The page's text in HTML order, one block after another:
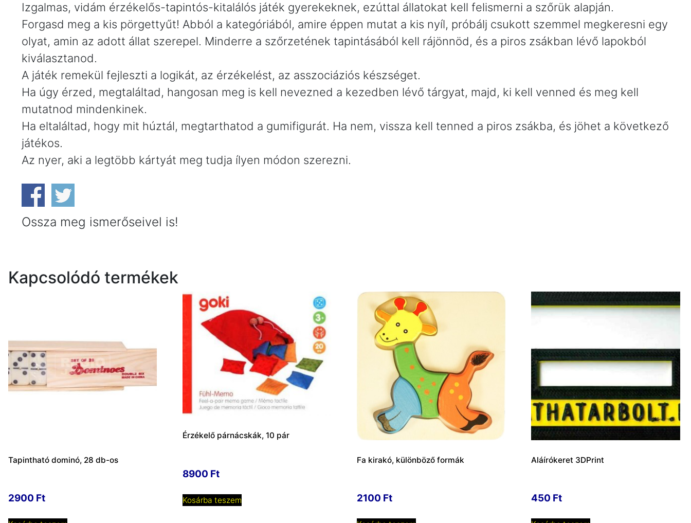
Izgalmas, vidám érzékelős-tapintós-kitalálós játék gyerekeknek, ezúttal állatokat kell felismerni a szőrük alapján.
Forgasd meg a kis pörgettyűt! Abból a kategóriából, amire éppen mutat a kis nyíl, próbálj csukott szemmel megkeresni egy
olyat, amin az adott állat szerepel. Minderre a szőrzetének tapintásából kell rájönnöd, és a piros zsákban lévő lapokból
kiválasztanod.
A játék remekül fejleszti a logikát, az érzékelést, az asszociáziós készséget.
Ha úgy érzed, megtaláltad, hangosan meg is kell nevezned a kezedben lévő tárgyat, majd, ki kell venned és meg kell
mutatnod mindenkinek.
Ha eltaláltad, hogy mit húztál, megtarthatod a gumifigurát. Ha nem, vissza kell tenned a piros zsákba, és jöhet a következő
játékos.
Az nyer, aki a legtöbb kártyát meg tudja ílyen módon szerezni.
Ossza meg ismerőseivel is!
Kapcsolódó termékek
Tapintható dominó, 28 db-os
2900 Ft
Érzékelő párnácskák, 10 pár
8900 Ft
Kosárba teszem
Fa kirakó, különböző formák
2100 Ft
Aláírókeret 3DPrint
450 Ft